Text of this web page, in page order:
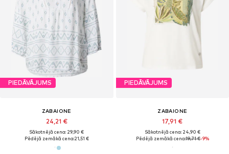
PIEDĀVĀJUMS
ZABAIONE
24,21 €
Sākotnējā cena: 29,90 €
Pēdējā zemākā cena:21,51 €
PIEDĀVĀJUMS
ZABAIONE
17,91 €
Sākotnējā cena: 24,90 €
Pēdējā zemākā cena:19,71 €-9%